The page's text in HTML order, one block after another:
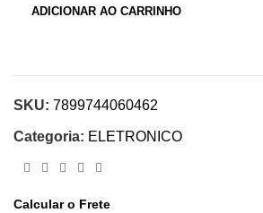
ADICIONAR AO CARRINHO
SKU: 7899744060462
Categoria: ELETRONICO
Calcular o Frete